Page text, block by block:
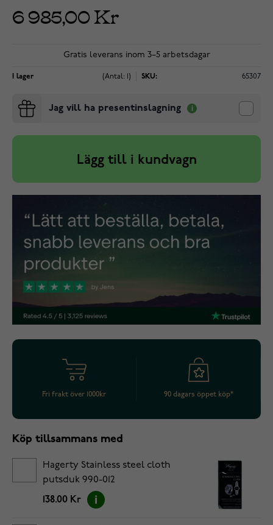
6 985,00 Kr
Gratis leverans inom 3–5 arbetsdagar
I lager (Antal: 1) SKU: 65307
Jag vill ha presentinslagning
Lägg till i kundvagn
Fri frakt över 1000kr 90 dagars öppet köp*
Köp tillsammans med
Hagerty Stainless steel cloth
putsduk 990-012
138.00 Kr